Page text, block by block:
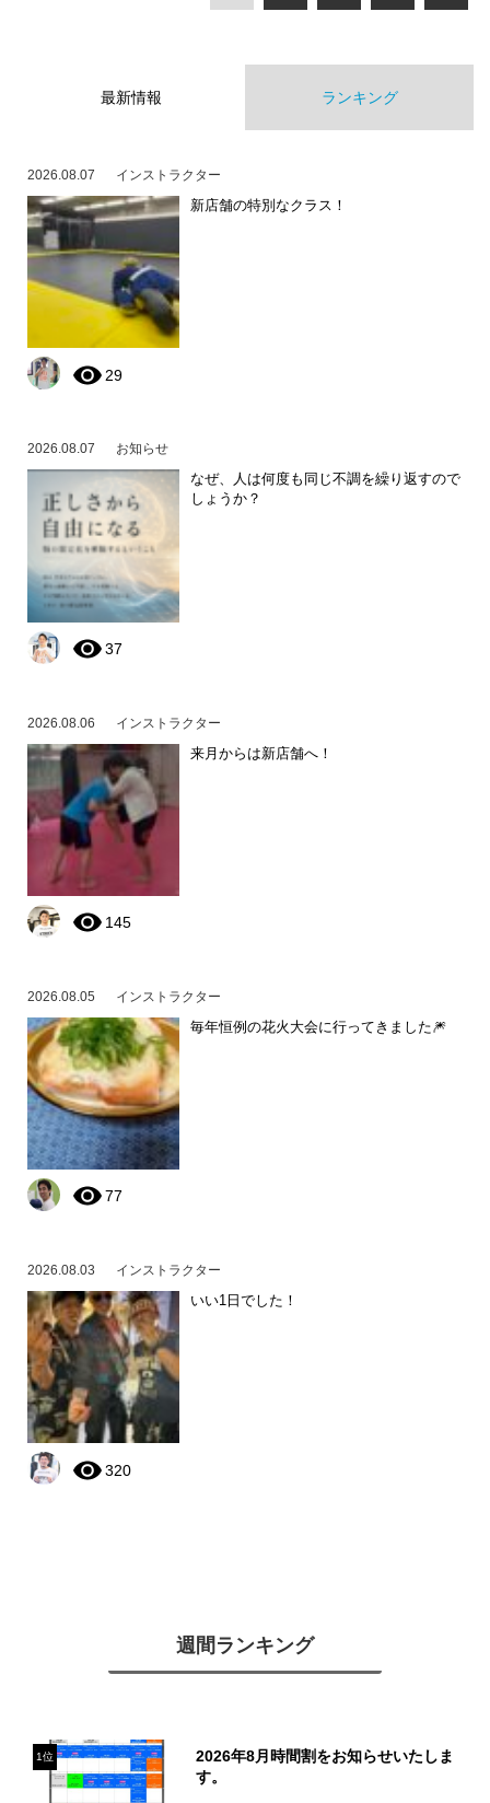
最新情報 ランキング
2026.08.07 インストラクター
新店舗の特別なクラス！
29
2026.08.07 お知らせ
なぜ、人は何度も同じ不調を繰り返すので
しょうか？
37
2026.08.06 インストラクター
来月からは新店舗へ！
145
2026.08.05 インストラクター
毎年恒例の花火大会に行ってきました🎆
77
2026.08.03 インストラクター
いい1日でした！
320
週間ランキング
1位
2026年8月時間割をお知らせいたしま
す。